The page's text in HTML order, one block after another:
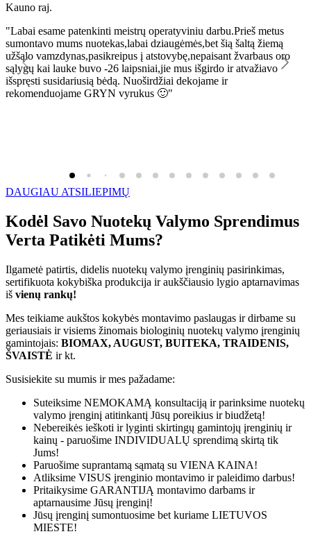
Kauno raj.
"Labai esame patenkinti meistrų operatyviniu darbu.Prieš metus
sumontavo mums nuotekas,labai dziaugėmės,bet šią šaltą žiemą
užšąlo vamzdynas,pasikreipus į atstovybę,nepaisant žvarbaus oro
sąlygų kai lauke buvo -26 laipsniai,jie mus išgirdo ir atvažiavo
išspręsti susidariusią bėdą. Nuoširdžiai dekojame ir
rekomenduojame GRYN vyrukus 🙂"
DAUGIAU ATSILIEPIMŲ
Kodėl Savo Nuotekų Valymo Sprendimus
Verta Patikėti Mums?
Ilgametė patirtis, didelis nuotekų valymo įrenginių pasirinkimas,
sertifikuota kokybiška produkcija ir aukščiausio lygio aptarnavimas
iš vienų rankų!
Mes teikiame aukštos kokybės montavimo paslaugas ir dirbame su
geriausiais ir visiems žinomais biologinių nuotekų valymo įrenginių
gamintojais: BIOMAX, AUGUST, BUITEKA, TRAIDENIS,
ŠVAISTĖ ir kt.
Susisiekite su mumis ir mes pažadame:
Suteiksime NEMOKAMĄ konsultaciją ir parinksime nuotekų
valymo įrenginį atitinkantį Jūsų poreikius ir biudžetą!
Nebereikės ieškoti ir lyginti skirtingų gamintojų įrenginių ir
kainų - paruošime INDIVIDUALŲ sprendimą skirtą tik
Jums!
Paruošime suprantamą sąmatą su VIENA KAINA!
Atliksime VISUS įrenginio montavimo ir paleidimo darbus!
Pritaikysime GARANTIJĄ montavimo darbams ir
aptarnausime Jūsų įrenginį!
Jūsų įrenginį sumontuosime bet kuriame LIETUVOS
MIESTE!